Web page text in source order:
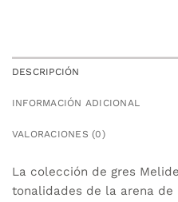
DESCRIPCIÓN
INFORMACIÓN ADICIONAL
VALORACIONES (0)
La colección de gres
tonalidades de la arena